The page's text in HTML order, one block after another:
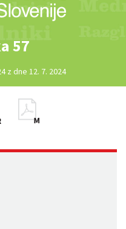
57
z dne 12. 7. 2024